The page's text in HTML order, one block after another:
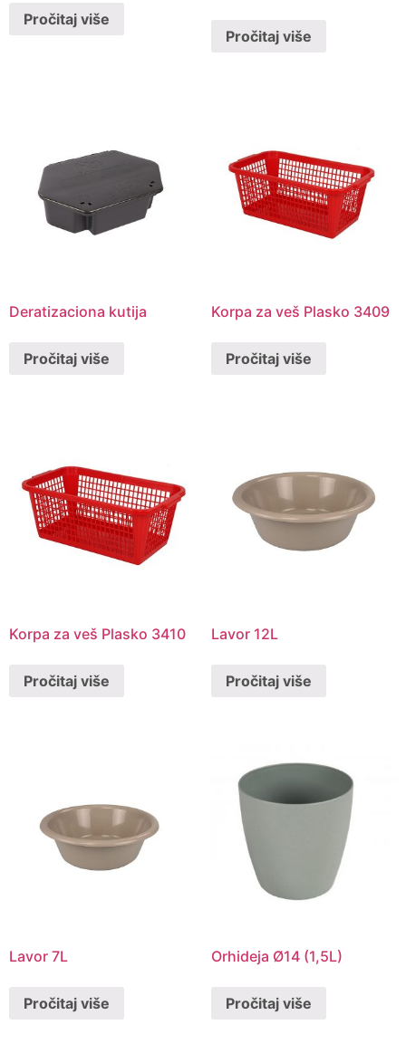
Pročitaj više
Pročitaj više
Deratizaciona kutija
Pročitaj više
Korpa za veš Plasko 3409
Pročitaj više
Korpa za veš Plasko 3410
Pročitaj više
Lavor 12L
Pročitaj više
Lavor 7L
Pročitaj više
Orhideja Ø14 (1,5L)
Pročitaj više